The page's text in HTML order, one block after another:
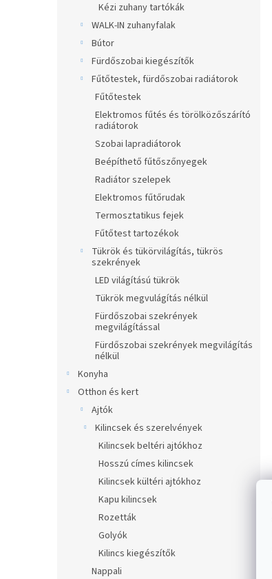
Kézi zuhany tartókák
WALK-IN zuhanyfalak
Bútor
Fürdőszobai kiegészítők
Fűtőtestek, fürdőszobai radiátorok
Fűtőtestek
Elektromos fűtés és törölközőszárító
radiátorok
Szobai lapradiátorok
Beépíthető fűtőszőnyegek
Radiátor szelepek
Elektromos fűtőrudak
Termosztatikus fejek
Fűtőtest tartozékok
Tükrök és tükörvilágítás, tükrös
szekrények
LED világítású tükrök
Tükrök megvulágítás nélkül
Fürdőszobai szekrények
megvilágítással
Fürdőszobai szekrények megvilágítás
nélkül
Konyha
Otthon és kert
Ajtók
Kilincsek és szerelvények
Kilincsek beltéri ajtókhoz
Hosszú címes kilincsek
Kilincsek kültéri ajtókhoz
Kapu kilincsek
Rozetták
Golyók
Kilincs kiegészítők
Nappali